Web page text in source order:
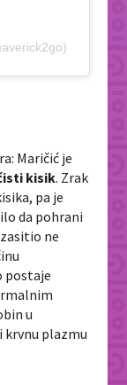
Maričić je
kisik. Zrak
pa je
da pohrani
ne
postaje
u
plazmu